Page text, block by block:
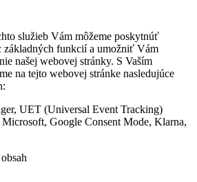
služieb Vám môžeme poskytnúť
základných funkcií a umožniť Vám
našej webovej stránky. S Vaším
na tejto webovej stránke nasledujúce
UET (Universal Event Tracking)
Google Consent Mode, Klarna,